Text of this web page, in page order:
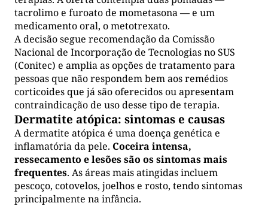
tacrolimo e furoato de mometasona — e um
medicamento oral, o metotrexato.
A decisão segue recomendação da Comissão
Nacional de Incorporação de Tecnologias no SUS
(Conitec) e amplia as opções de tratamento para
pessoas que não respondem bem aos remédios
corticoides que já são oferecidos ou apresentam
contraindicação de uso desse tipo de terapia.
Dermatite atópica: sintomas e causas
A dermatite atópica é uma doença genética e
inflamatória da pele. Coceira intensa,
ressecamento e lesões são os sintomas mais
frequentes. As áreas mais atingidas incluem
pescoço, cotovelos, joelhos e rosto, tendo sintomas
principalmente na infância.